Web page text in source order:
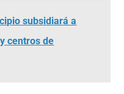
subsidiará a
centros de